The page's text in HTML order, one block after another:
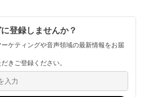
登録しませんか？
ケティングや音声領域の最新情報をお届
きご登録ください。